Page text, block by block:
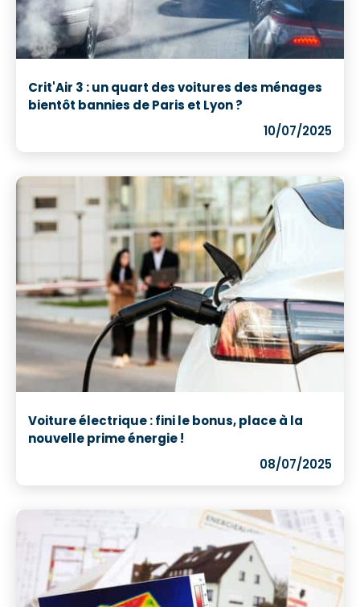
Crit'Air 3 : un quart des voitures des ménages
bientôt bannies de Paris et Lyon ?
10/07/2025
Voiture électrique : fini le bonus, place à la
nouvelle prime énergie !
08/07/2025